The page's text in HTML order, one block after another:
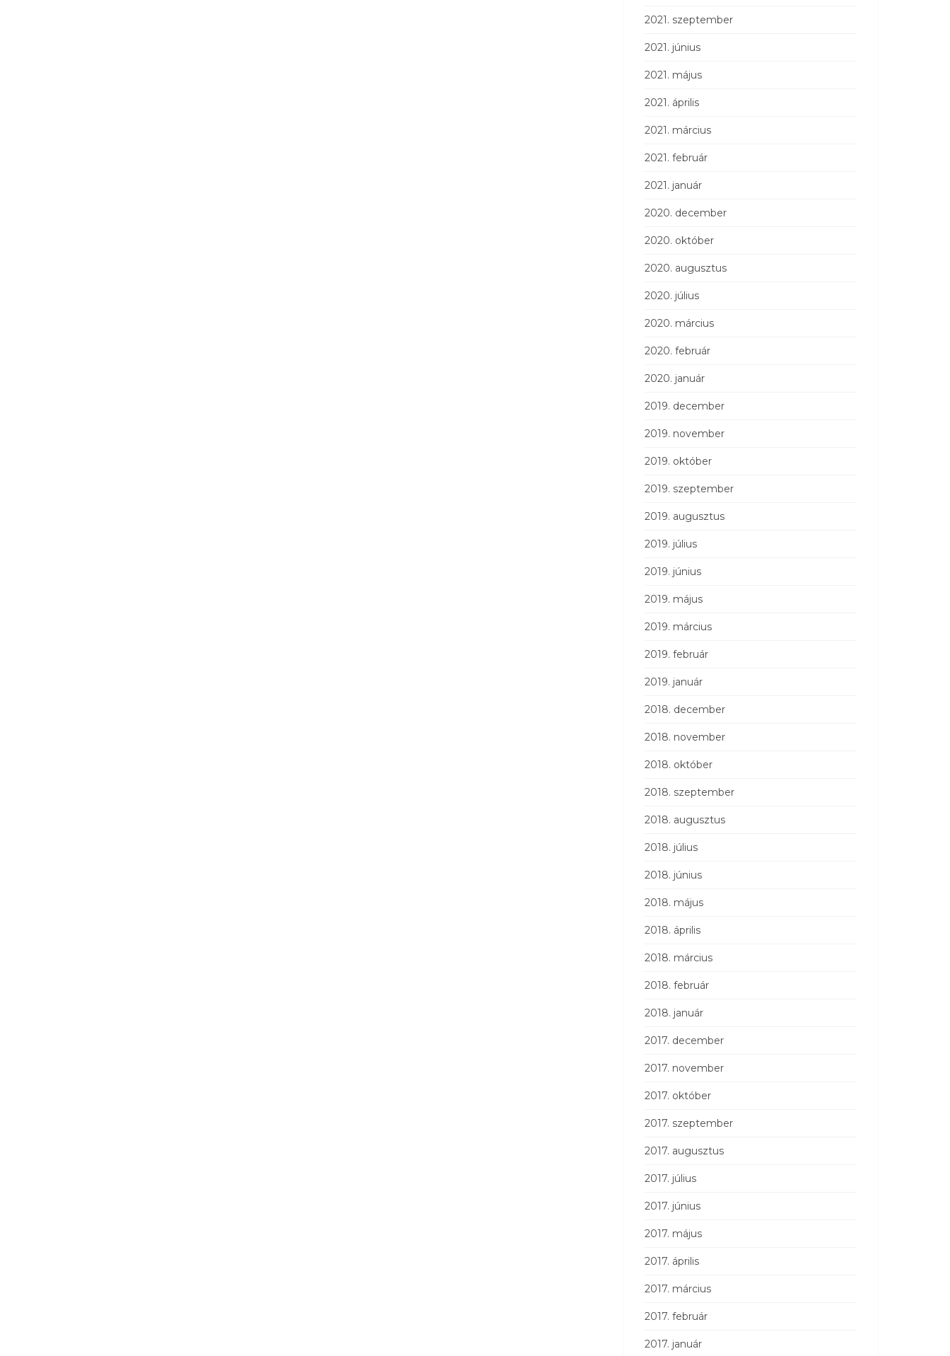
2021. szeptember
2021. június
2021. május
2021. április
2021. március
2021. február
2021. január
2020. december
2020. október
2020. augusztus
2020. július
2020. március
2020. február
2020. január
2019. december
2019. november
2019. október
2019. szeptember
2019. augusztus
2019. július
2019. június
2019. május
2019. március
2019. február
2019. január
2018. december
2018. november
2018. október
2018. szeptember
2018. augusztus
2018. július
2018. június
2018. május
2018. április
2018. március
2018. február
2018. január
2017. december
2017. november
2017. október
2017. szeptember
2017. augusztus
2017. július
2017. június
2017. május
2017. április
2017. március
2017. február
2017. január